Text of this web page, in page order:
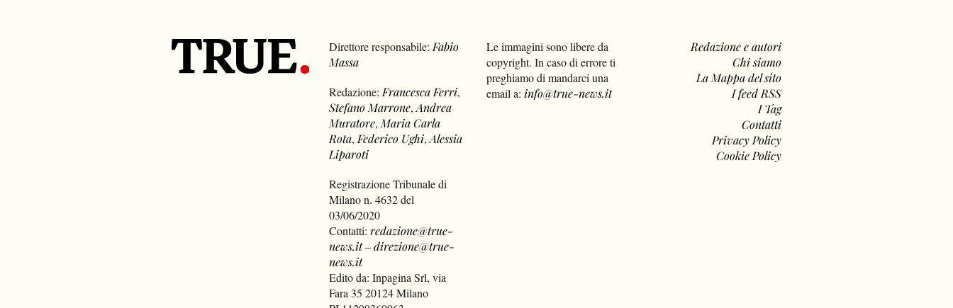
Direttore responsabile: Fabio
Massa
Redazione: Francesca Ferri,
Stefano Marrone,Andrea
Muratore, Maria Carla
Rota, Federico Ughi,Alessia
Liparoti
Registrazione Tribunale di
Milano n. 4632 del
03/06/2020
Contatti:redazione@true-
news.it–direzione@true-
news.it
Edito da: Inpagina Srl, via
Fara 35 20124 Milano
Le immagini sono libere da
copyright. In caso di errore ti
preghiamo di mandarci una
email a: info@true-news.it
Redazione e autori
Chi siamo
La Mappa del sito
I feed RSS
I Tag
Contatti
Privacy Policy
Cookie Policy